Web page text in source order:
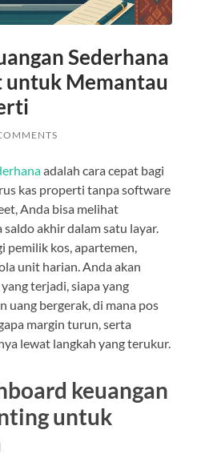
Sederhana
untuk Memantau
adalah cara cepat bagi
kas properti tanpa software
Anda bisa melihat
saldo akhir dalam satu layar.
pemilik kos, apartemen,
unit harian. Anda akan
terjadi, siapa yang
uang bergerak, di mana pos
margin turun, serta
lewat langkah yang terukur.
keuangan
untuk